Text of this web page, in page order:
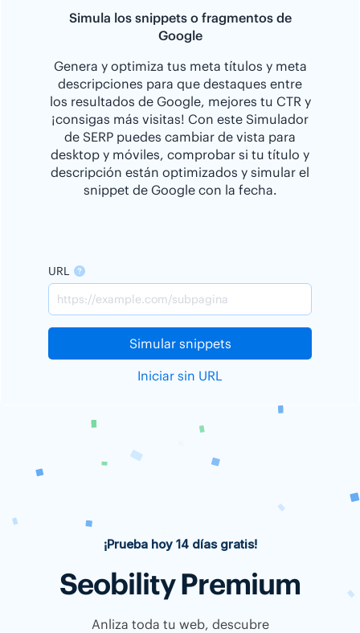
Simula los snippets o fragmentos de
Google
Genera y optimiza tus meta títulos y meta
descripciones para que destaques entre
los resultados de Google, mejores tu CTR y
¡consigas más visitas! Con este Simulador
de SERP puedes cambiar de vista para
desktop y móviles, comprobar si tu título y
descripción están optimizados y simular el
snippet de Google con la fecha.
URL
Simular snippets
Iniciar sin URL
¡Prueba hoy 14 días gratis!
Seobility Premium
Anliza toda tu web, descubre